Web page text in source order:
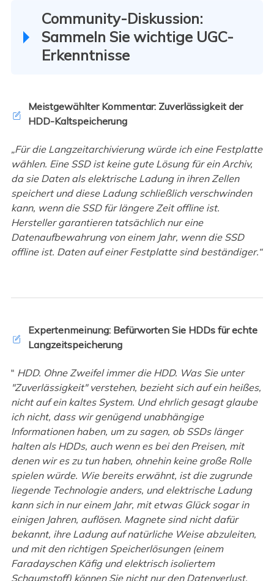
Community-Diskussion:
Sammeln Sie wichtige UGC-
Erkenntnisse
Meistgewählter Kommentar: Zuverlässigkeit der
HDD-Kaltspeicherung
„Für die Langzeitarchivierung würde ich eine Festplatte
wählen. Eine SSD ist keine gute Lösung für ein Archiv,
da sie Daten als elektrische Ladung in ihren Zellen
speichert und diese Ladung schließlich verschwinden
kann, wenn die SSD für längere Zeit offline ist.
Hersteller garantieren tatsächlich nur eine
Datenaufbewahrung von einem Jahr, wenn die SSD
offline ist. Daten auf einer Festplatte sind beständiger.“
Expertenmeinung: Befürworten Sie HDDs für echte
Langzeitspeicherung
" HDD. Ohne Zweifel immer die HDD. Was Sie unter
"Zuverlässigkeit" verstehen, bezieht sich auf ein heißes,
nicht auf ein kaltes System. Und ehrlich gesagt glaube
ich nicht, dass wir genügend unabhängige
Informationen haben, um zu sagen, ob SSDs länger
halten als HDDs, auch wenn es bei den Preisen, mit
denen wir es zu tun haben, ohnehin keine große Rolle
spielen würde. Wie bereits erwähnt, ist die zugrunde
liegende Technologie anders, und elektrische Ladung
kann sich in nur einem Jahr, mit etwas Glück sogar in
einigen Jahren, auflösen. Magnete sind nicht dafür
bekannt, ihre Ladung auf natürliche Weise abzuleiten,
und mit den richtigen Speicherlösungen (einem
Faradayschen Käfig und elektrisch isoliertem
Schaumstoff) können Sie nicht nur den Datenverlust,